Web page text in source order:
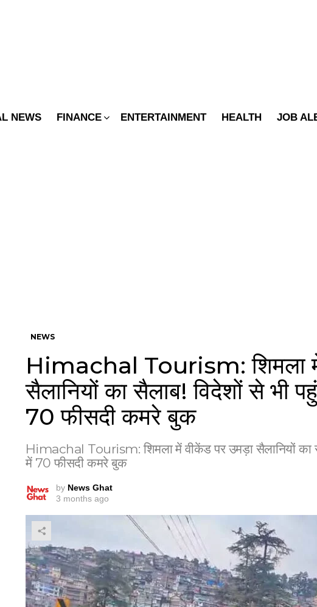
NEWS FINANCE ENTERTAINMENT HEALTH JOB
NEWS
Himachal Tourism: शिमला
सैलानियों का सैलाब! विदेशों से भी
70 फीसदी कमरे बुक
Himachal Tourism: शिमला में वीकेंड पर उमड़ा सैलानियों का
में 70 फीसदी कमरे बुक
by News Ghat
3 months ago